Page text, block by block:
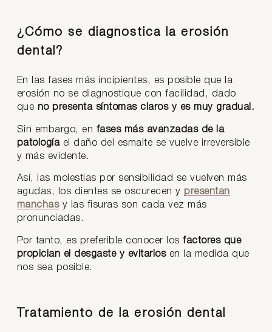
¿Cómo se diagnostica la erosión
dental?
En las fases más incipientes, es posible que la
erosión no se diagnostique con facilidad, dado
que no presenta síntomas claros y es muy gradual.
Sin embargo, en fases más avanzadas de la
patologíael daño del esmalte se vuelve irreversible
y más evidente.
Así, las molestias por sensibilidad se vuelven más
agudas, los dientes se oscurecen y presentan
manchasy las fisuras son cada vez más
pronunciadas.
Por tanto, es preferible conocer los factores que
propician el desgaste y evitarlosen la medida que
nos sea posible.
Tratamiento de la erosión dental